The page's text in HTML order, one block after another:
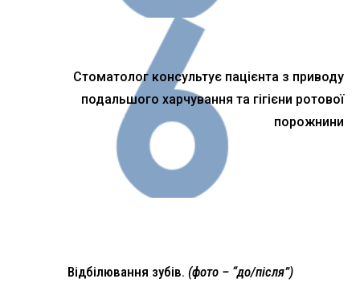
Стоматолог консультує пацієнта з приводу
подальшого харчування та гігієни ротової
порожнини
Відбілювання зубів. (фото – “до/після”)